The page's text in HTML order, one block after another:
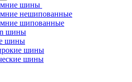
шины
нешипованные
шипованные
шины
шины
шины
шины